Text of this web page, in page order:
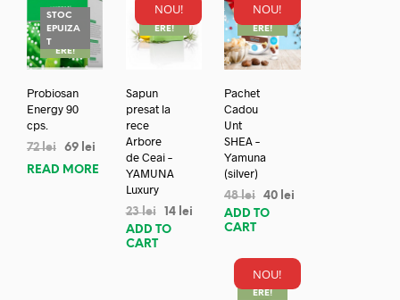
STOC
EPUIZA
TREDUC
ERE!
Probiosan
Energy 90
cps.
72lei 69 lei
READ MORE
NOU!
REDUC
ERE!
Sapun
presat la
rece
Arbore
de Ceai –
YAMUNA
Luxury
23lei 14 lei
ADD TO
CART
NOU!
REDUC
ERE!
Pachet
Cadou
Unt
SHEA –
Yamuna
(silver)
48lei 40 lei
ADD TO
CART
NOU!
REDUC
ERE!